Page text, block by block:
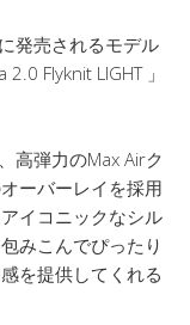
発売されるモデル
Flyknit LIGHT 」
高弾力のMax Airク
ーバーレイを採用
イコニックなシル
みこんでぴったり
を提供してくれる